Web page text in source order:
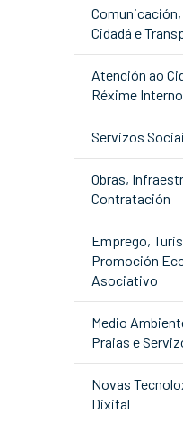
Cidadá e
Atención ao
Réxime
Servizos
Obras,
Contratación
Emprego,
Promoción
Asociativo
Medio
Praias e
Novas
Dixital